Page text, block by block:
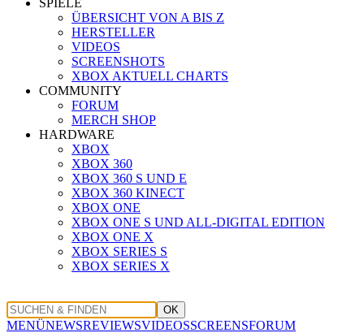
SPIELE
ÜBERSICHT VON A BIS Z
HERSTELLER
VIDEOS
SCREENSHOTS
XBOX AKTUELL CHARTS
COMMUNITY
FORUM
MERCH SHOP
HARDWARE
XBOX
XBOX 360
XBOX 360 S UND E
XBOX 360 KINECT
XBOX ONE
XBOX ONE S UND ALL-DIGITAL EDITION
XBOX ONE X
XBOX SERIES S
XBOX SERIES X
OK
MENÜNEWSREVIEWSVIDEOSSCREENSFORUM